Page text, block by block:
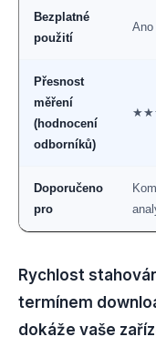
Bezplatné
použití
Ano
Přesnost
měření
(hodnocení
odborníků)
Doporučeno
pro
Rychlost
termínem
dokáže vaše